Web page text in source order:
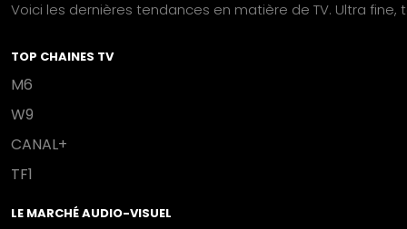
Voici les dernières tendances en matière de TV. Ultra
TOP CHAINES TV
M6
W9
CANAL+
TF1
LE MARCHÉ AUDIO-VISUEL